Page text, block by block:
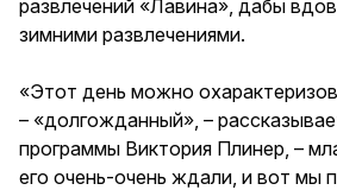
развлечений «Лавина», дабы
зимними развлечениями.
«Этот день можно
– «долгожданный», –
программы Виктория Плинер, –
его очень-очень ждали, и вот мы